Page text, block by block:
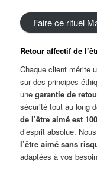
Faire ce rituel
Retouraffectif de
Chaque client mérite
sur des principes
unegarantie de
sécurité tout au long
de l’être aimé est
d’esprit absolue.
l’être aimé sans
adaptées à vos